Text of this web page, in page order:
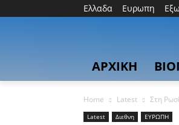
Ελλαδα Ευρωπη
ΑΡΧΙΚΗ
Home Latest Στη
Latest Διεθνη ΕΥΡΩΠΗ